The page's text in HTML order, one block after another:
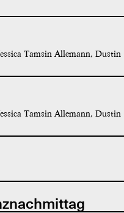
Tamsin Allemann, Dustin
Tamsin Allemann, Dustin